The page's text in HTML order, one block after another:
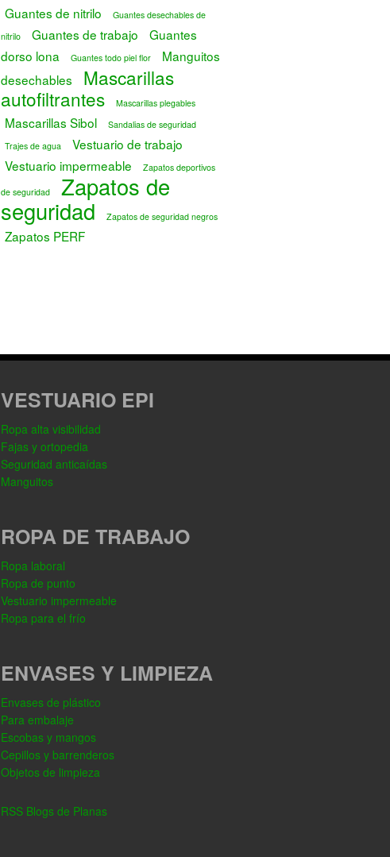
Guantes de nitrilo
Guantes desechables de
nitrilo
Guantes de trabajo
Guantes
dorso lona
Guantes todo piel flor
Manguitos
desechables
Mascarillas
autofiltrantes
Mascarillas plegables
Mascarillas Sibol
Sandalias de seguridad
Trajes de agua
Vestuario de trabajo
Vestuario impermeable
Zapatos deportivos
de seguridad Zapatos de
seguridad Zapatos de seguridad negros
Zapatos PERF
VESTUARIO EPI
Ropa alta visibilidad
Fajas y ortopedia
Seguridad anticaídas
Manguitos
ROPA DE TRABAJO
Ropa laboral
Ropa de punto
Vestuario impermeable
Ropa para el frío
ENVASES Y LIMPIEZA
Envases de plástico
Para embalaje
Escobas y mangos
Cepillos y barrenderos
Objetos de limpieza
RSS Blogs de Planas